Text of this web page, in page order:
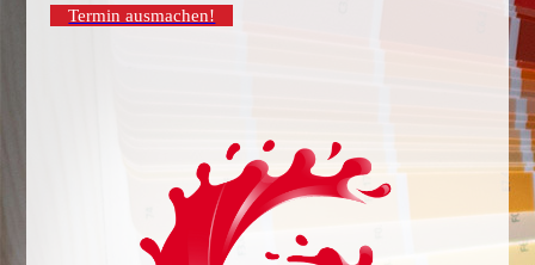
Termin ausmachen!